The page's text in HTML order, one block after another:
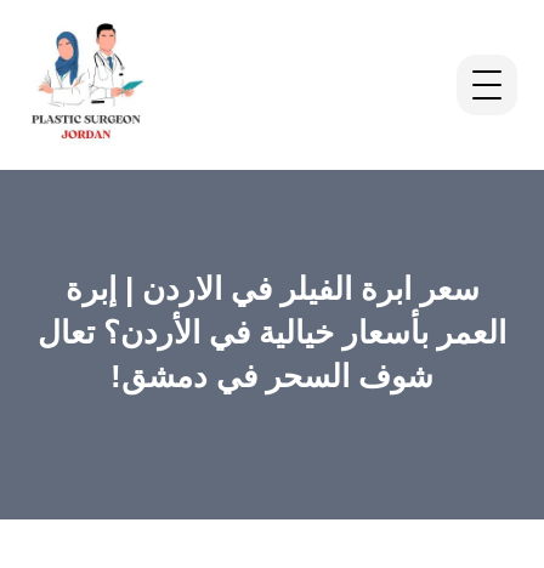
سعر ابرة الفيلر في الاردن | إبرة
العمر بأسعار خيالية في الأردن؟ تعال
شوف السحر في دمشق!